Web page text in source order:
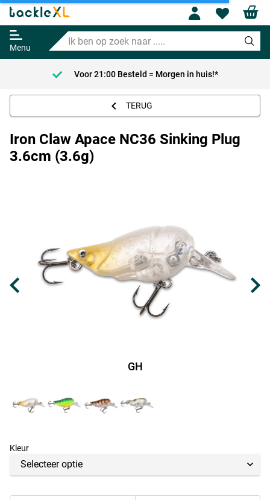
Menu
Ik
ben
op
zoek
naar
Profile
Iron Claw Apace NC36 Sinking
Plug 3.6cm (3.6g)
Adviesprijs
7.95
4.95
Voor 21:00 Besteld = Morgen in huis!*
TERUG
Iron Claw Apace NC36 Sinking Plug
3.6cm (3.6g)
GH
Kleur